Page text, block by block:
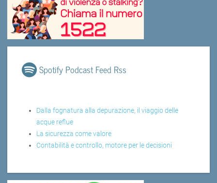
Spotify Podcast Feed Rss
Dalla fognatura alla depurazione, il viaggio delle
acque reflue
La sicurezza come valore
Contabilità e controllo, motore per le decisioni